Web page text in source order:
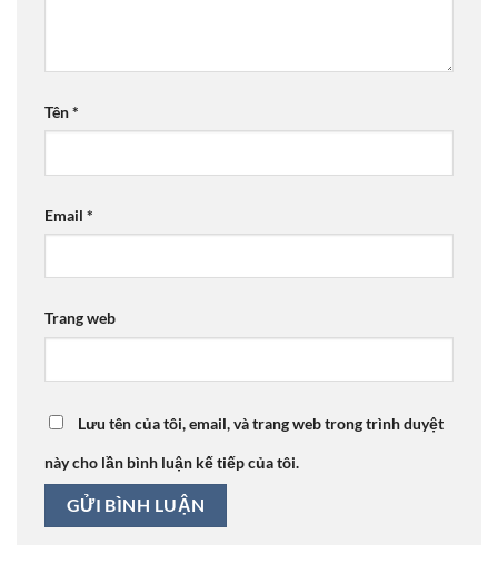
Tên*
Email *
Trang web
Lưu tên của tôi, email, và trang web trong trình duyệt
này cho lần bình luận kế tiếp của tôi.